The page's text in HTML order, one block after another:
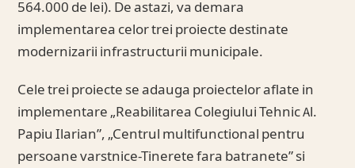
564.000 de lei). De astazi, va demara
implementarea celor trei proiecte destinate
modernizarii infrastructurii municipale.
Cele trei proiecte se adauga proiectelor aflate in
implementare „Reabilitarea Colegiului Tehnic Al.
Papiu Ilarian”, „Centrul multifunctional pentru
persoane varstnice-Tinerete fara batranete” si